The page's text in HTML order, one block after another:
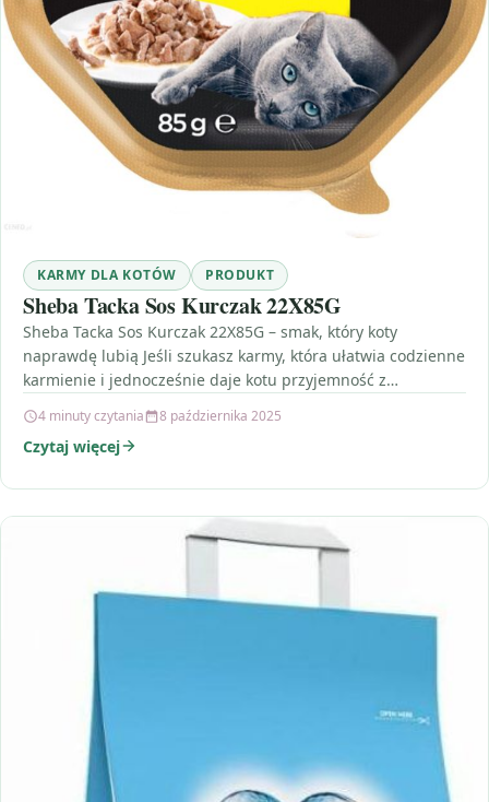
KARMY DLA KOTÓW PRODUKT
Sheba Tacka Sos Kurczak 22X85G
Sheba Tacka Sos Kurczak 22X85G – smak, który koty
naprawdę lubią Jeśli szukasz karmy, która ułatwia codzienne
karmienie i jednocześnie daje kotu przyjemność z…
4 minuty czytania 8 października 2025
Czytaj więcej